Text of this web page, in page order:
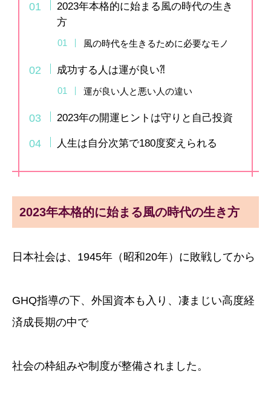
2023年本格的に始まる風の時代の生き
方
風の時代を生きるために必要なモノ
成功する人は運が良い⁈
運が良い人と悪い人の違い
2023年の開運ヒントは守りと自己投資
人生は自分次第で180度変えられる
2023年本格的に始まる風の時代の生き方
日本社会は、1945年（昭和20年）に敗戦してから
GHQ指導の下、外国資本も入り、凄まじい高度経
済成長期の中で
社会の枠組みや制度が整備されました。